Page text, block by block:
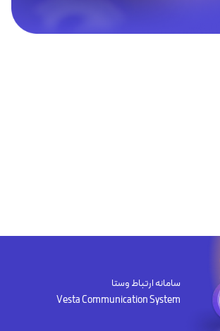
سامانه ارتباط وستا
Vesta Communication System